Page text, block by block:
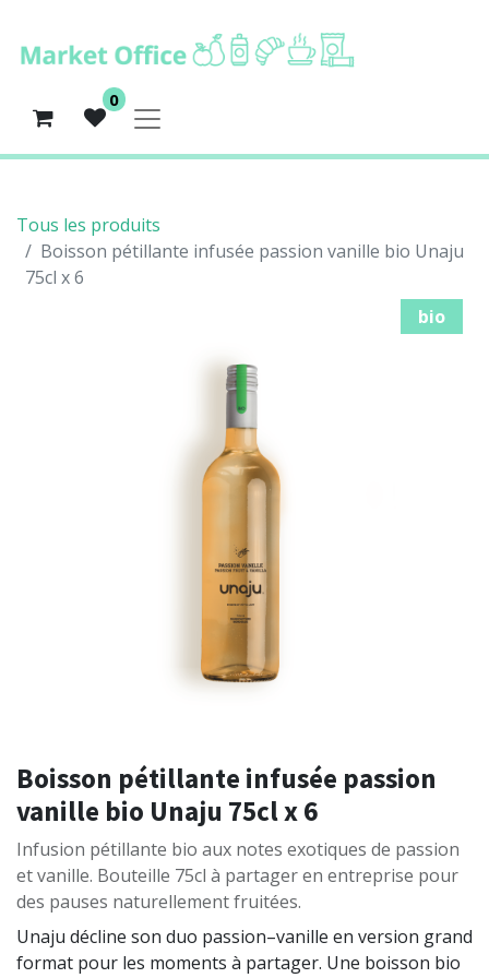
0
Tous les produits
Boisson pétillante infusée passion vanille bio Unaju
75cl x 6
bio
Boisson pétillante infusée passion
vanille bio Unaju 75cl x 6
Infusion pétillante bio aux notes exotiques de passion
et vanille. Bouteille 75cl à partager en entreprise pour
des pauses naturellement fruitées.
Unaju décline son duo passion–vanille en version grand
format pour les moments à partager. Une boisson bio